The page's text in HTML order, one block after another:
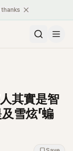
thanks
其實是智
雪炫「蝙